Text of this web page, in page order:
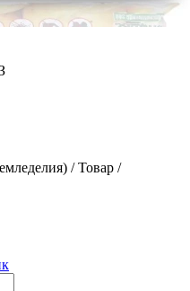
/ Товар /